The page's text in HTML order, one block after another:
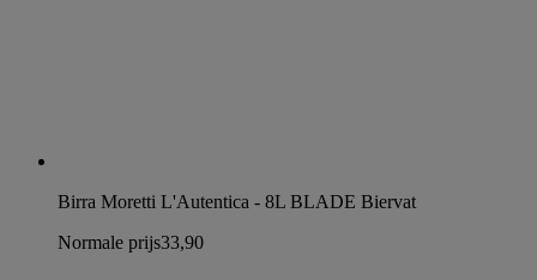
Birra Moretti L'Autentica - 8L BLADE Biervat
Normale prijs33,90